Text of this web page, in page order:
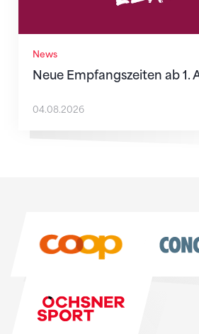
News
Neue Empfangszeiten ab 1.
04.08.2026